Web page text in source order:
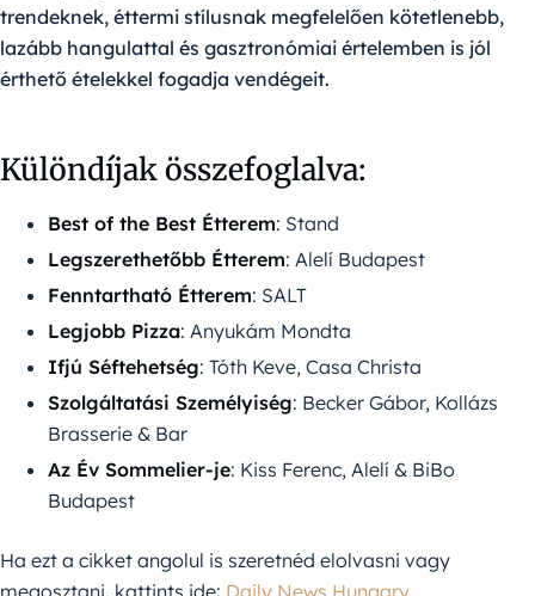
trendeknek, éttermi stílusnak megfelelően kötetlenebb,
lazább hangulattal és gasztronómiai értelemben is jól
érthető ételekkel fogadja vendégeit.
Különdíjak összefoglalva:
Best of the Best Étterem: Stand
Legszerethetőbb Étterem: Alelí Budapest
Fenntartható Étterem: SALT
Legjobb Pizza: Anyukám Mondta
Ifjú Séftehetség: Tóth Keve, Casa Christa
Szolgáltatási Személyiség: Becker Gábor, Kollázs
Brasserie & Bar
Az Év Sommelier-je: Kiss Ferenc, Alelí & BiBo
Budapest
Ha ezt a cikket angolul is szeretnéd elolvasni vagy
megosztani, kattints ide: Daily News Hungary